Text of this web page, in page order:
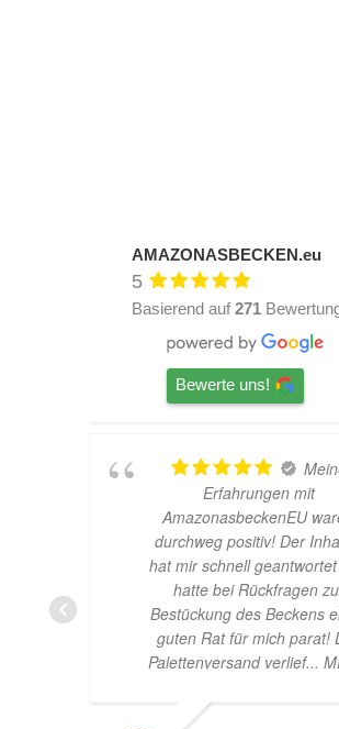
AMAZONASBECKEN.eu
5
Basierend auf 271
Bewerte uns!
Hardscape im Laden und
nette Beratung! Ich bin
Glücklich mit meinem
Beståbecken